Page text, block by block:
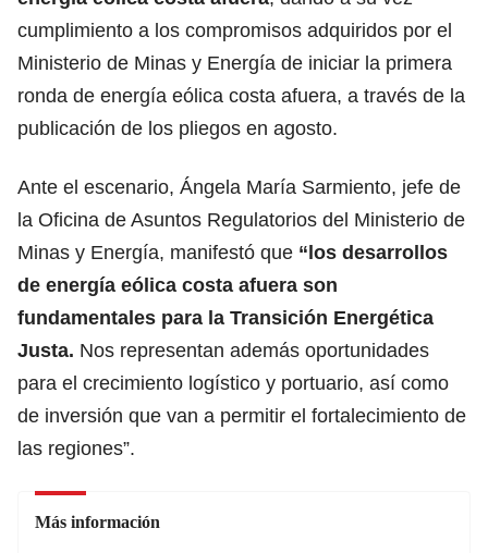
cumplimiento a los compromisos adquiridos por el
Ministerio de Minas y Energía de iniciar la primera
ronda de energía eólica costa afuera, a través de la
publicación de los pliegos en agosto.
Ante el escenario, Ángela María Sarmiento, jefe de
la Oficina de Asuntos Regulatorios del Ministerio de
Minas y Energía, manifestó que “los desarrollos
de energía eólica costa afuera son
fundamentales para la Transición Energética
Justa. Nos representan además oportunidades
para el crecimiento logístico y portuario, así como
de inversión que van a permitir el fortalecimiento de
las regiones”.
Más información